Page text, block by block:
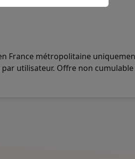
France métropolitaine
utilisateur. Offre non cumulable